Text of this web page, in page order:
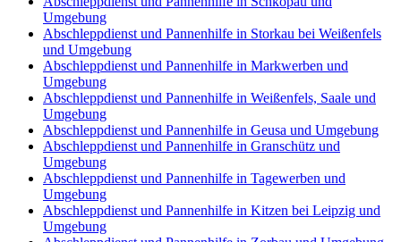
Umgebung
Abschleppdienst und Pannenhilfe in Storkau bei Weißenfels
und Umgebung
Abschleppdienst und Pannenhilfe in Markwerben und
Umgebung
Abschleppdienst und Pannenhilfe in Weißenfels, Saale und
Umgebung
Abschleppdienst und Pannenhilfe in Geusa und Umgebung
Abschleppdienst und Pannenhilfe in Granschütz und
Umgebung
Abschleppdienst und Pannenhilfe in Tagewerben und
Umgebung
Abschleppdienst und Pannenhilfe in Kitzen bei Leipzig und
Umgebung